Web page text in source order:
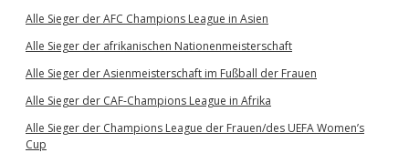
Alle Sieger der AFC Champions League in Asien
Alle Sieger der afrikanischen Nationenmeisterschaft
Alle Sieger der Asienmeisterschaft im Fußball der Frauen
Alle Sieger der CAF-Champions League in Afrika
Alle Sieger der Champions League der Frauen/des UEFA Women’s
Cup